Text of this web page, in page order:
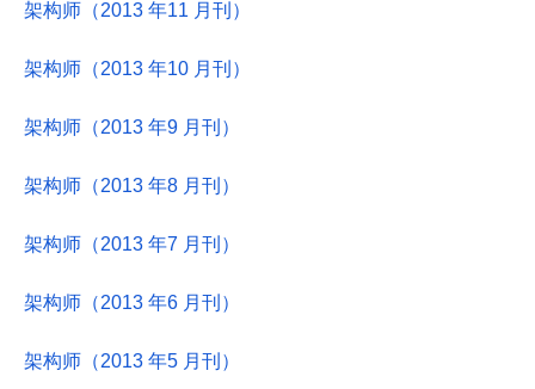
架构师（2013 年11 月刊）
架构师（2013 年10 月刊）
架构师（2013 年9 月刊）
架构师（2013 年8 月刊）
架构师（2013 年7 月刊）
架构师（2013 年6 月刊）
架构师（2013 年5 月刊）